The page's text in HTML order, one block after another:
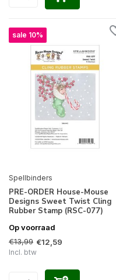
sale 10%
Spellbinders
PRE-ORDER House-Mouse
Designs Sweet Twist Cling
Rubber Stamp (RSC-077)
Op voorraad
€13,99 €12,59
Incl. btw